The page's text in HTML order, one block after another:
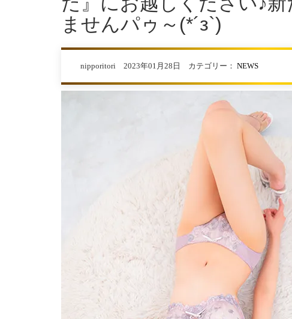
ませんパゥ～(*´з`)
nipporitori 2023年01月28日 カテゴリー： NEWS